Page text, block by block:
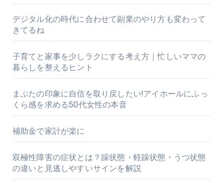
デジタル化の時代に合わせて副業のやり方も変わって
きてるね
子育てと家事を少しラクにする考え方｜忙しいママの
暮らしを整えるヒント
まぶたの印象に自信を取り戻したい!アイホールにふっ
くら感を求める50代女性の本音
補助金で家計が楽に
双極性障害の症状とは？躁状態・軽躁状態・うつ状態
の違いと見逃しやすいサインを解説